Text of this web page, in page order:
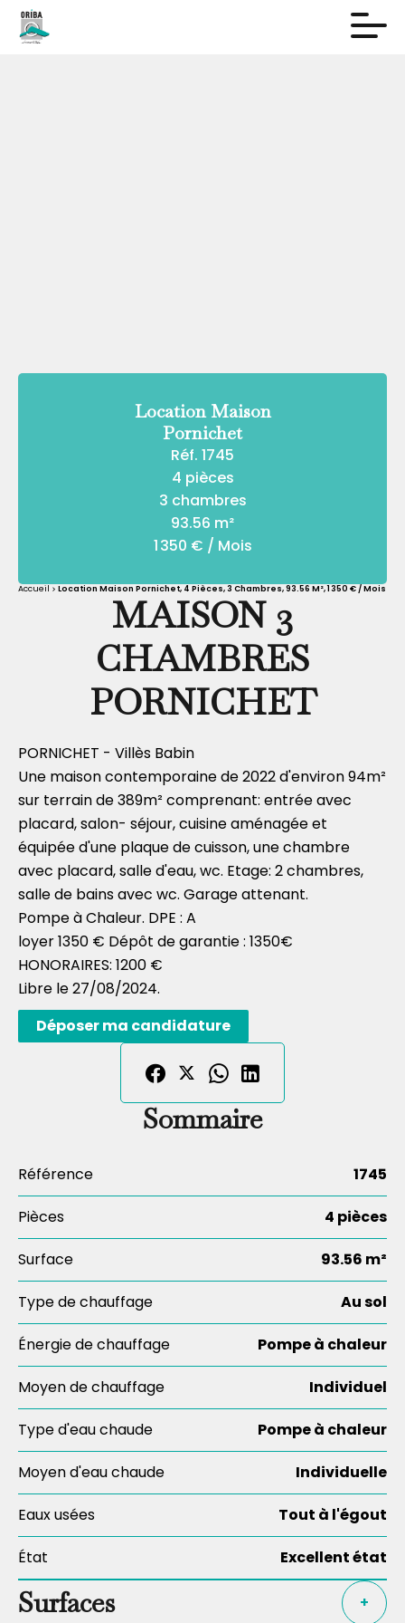
Location Maison
Pornichet
Réf. 1745
4 pièces
3 chambres
93.56 m²
1 350 € / Mois
Accueil Location Maison Pornichet, 4 Pièces, 3 Chambres, 93.56 M², 1 350 € / Mois
MAISON 3
CHAMBRES
PORNICHET
PORNICHET - Villès Babin
Une maison contemporaine de 2022 d'environ 94m²
sur terrain de 389m² comprenant: entrée avec
placard, salon- séjour, cuisine aménagée et
équipée d'une plaque de cuisson, une chambre
avec placard, salle d'eau, wc. Etage: 2 chambres,
salle de bains avec wc. Garage attenant.
Pompe à Chaleur. DPE : A
loyer 1350 € Dépôt de garantie : 1350€
HONORAIRES: 1200 €
Libre le 27/08/2024.
Déposer ma candidature
Sommaire
Référence 1745
Pièces 4 pièces
Surface 93.56 m²
Type de chauffage Au sol
Énergie de chauffage Pompe à chaleur
Moyen de chauffage Individuel
Type d'eau chaude Pompe à chaleur
Moyen d'eau chaude Individuelle
Eaux usées Tout à l'égout
État Excellent état
Surfaces +